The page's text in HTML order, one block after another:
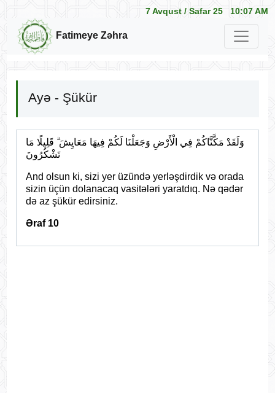
7 Avqust / Safar 25 10:07 AM
Fatimeye Zəhra
Ayə - Şükür
وَلَقَدْ مَكَّنَّاكُمْ فِي الْأَرْضِ وَجَعَلْنَا لَكُمْ فِيهَا مَعَايِشَ ۗ قَلِيلًا مَا
تَشْكُرُونَ
And olsun ki, sizi yer üzündə yerləşdirdik və orada
sizin üçün dolanacaq vasitələri yaratdıq. Nə qədər
də az şükür edirsiniz.
Əraf 10